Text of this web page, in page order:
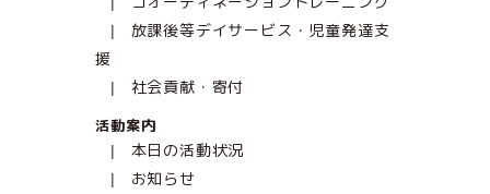
放課後等デイサービス・児童発達支
援
社会貢献・寄付
活動案内
本日の活動状況
お知らせ